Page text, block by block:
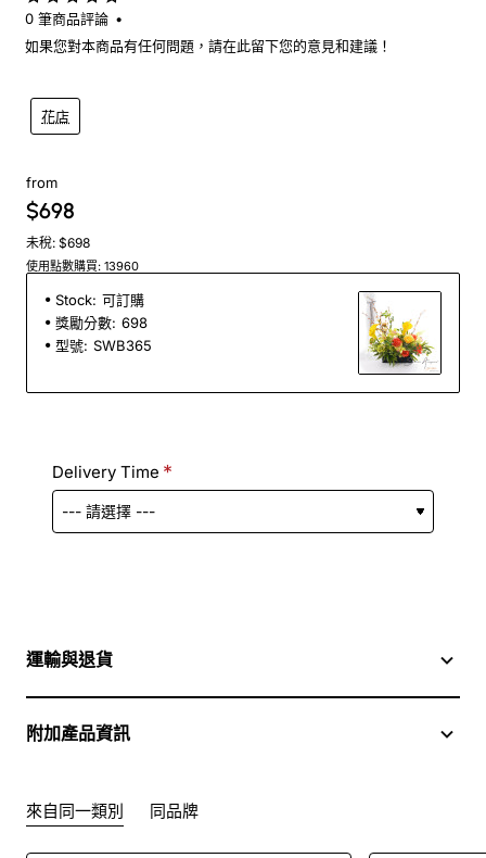
花店
0 筆商品評論 •
如果您對本商品有任何問題，請在此留下您的意見和建議！
from
$698
未稅: $698
使用點數購買: 13960
Stock: 可訂購
獎勵分數: 698
型號: SWB365
Delivery Time
運輸與退貨
附加產品資訊
來自同一類別 同品牌